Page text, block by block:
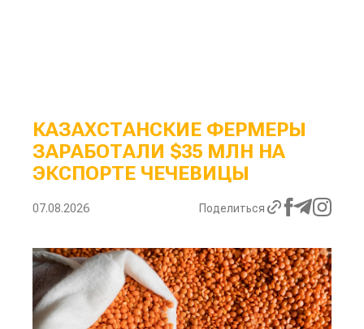
КАЗАХСТАНСКИЕ ФЕРМЕРЫ
ЗАРАБОТАЛИ $35 МЛН НА
ЭКСПОРТЕ ЧЕЧЕВИЦЫ
07.08.2026 Поделиться